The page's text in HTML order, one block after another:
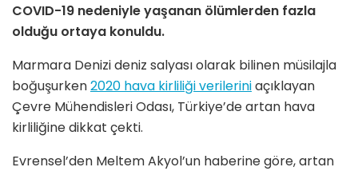
COVID-19 nedeniyle yaşanan ölümlerden fazla
olduğu ortaya konuldu.
Marmara Denizi deniz salyası olarak bilinen müsilajla
boğuşurken2020 hava kirliliği verileriniaçıklayan
Çevre Mühendisleri Odası, Türkiye’de artan hava
kirliliğine dikkat çekti.
Evrensel’den Meltem Akyol’un haberine göre, artan